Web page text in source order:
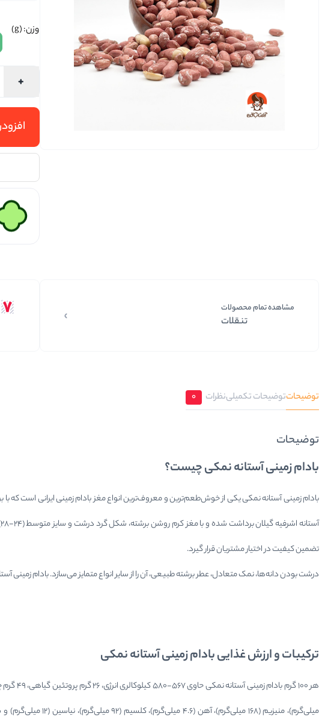
وزن: (g)
مشاهده تمام محصولات
تنقلات
توضیحاتتوضیحات تکمیلینظرات 0
توضیحات
بادام زمینی آستانه نمکی چیست؟
بادام زمینی آستانه نمکی یکی از خوش‌طعم‌ترین و معروف‌ترین انواع مغز بادام زمینی ایرانی است
آستانه اشرفیه گیلان برداشت شده و با مغز کرم روشن برشته، شکل گرد درشت و سایز متوسط (۲۴-۲۸)، ظاهری جذاب دارد.
تضمین کیفیت در اختیار مشتریان قرار گیرد.​
درشت بودن دانه‌ها، نمک متعادل، عطر برشته طبیعی، آن را از سایر انواع متمایز می‌سازد. بادام
ترکیبات و ارزش غذایی بادام زمینی آستانه نمکی